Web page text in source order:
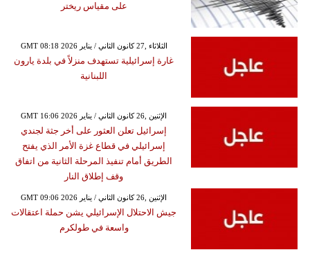
على مقياس ريختر
GMT 08:18 2026 الثلاثاء ,27 كانون الثاني / يناير
غارة إسرائيلية تستهدف منزلاً في بلدة يارون
اللبنانية
GMT 16:06 2026 الإثنين ,26 كانون الثاني / يناير
إسرائيل تعلن العثور على أخر جثة لجندي
إسرائيلي في قطاع غزة الأمر الذي يفتح
الطريق أمام تنفيذ المرحلة الثانية من اتفاق
وقف إطلاق النار
GMT 09:06 2026 الإثنين ,26 كانون الثاني / يناير
جيش الاحتلال الإسرائيلي يشن حملة اعتقالات
واسعة في طولكرم